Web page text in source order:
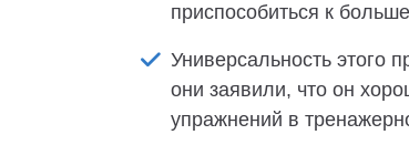
приспособиться к
Универсальность этого
они заявили, что он
упражнений в